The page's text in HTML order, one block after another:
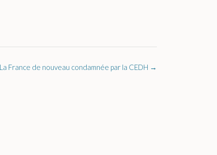
France de nouveau condamnée par la CEDH →